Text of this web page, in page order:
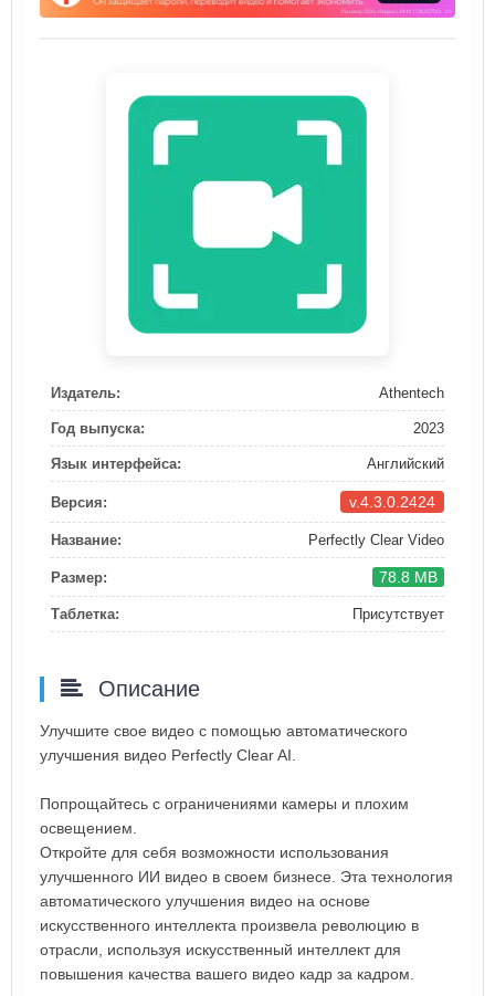
Издатель: Athentech
Год выпуска: 2023
Язык интерфейса: Английский
Версия: v.4.3.0.2424
Название: Perfectly Clear Video
Размер: 78.8 MB
Таблетка: Присутствует
Описание
Улучшите свое видео с помощью автоматического
улучшения видео Perfectly Clear AI.
Попрощайтесь с ограничениями камеры и плохим
освещением.
Откройте для себя возможности использования
улучшенного ИИ видео в своем бизнесе. Эта технология
автоматического улучшения видео на основе
искусственного интеллекта произвела революцию в
отрасли, используя искусственный интеллект для
повышения качества вашего видео кадр за кадром.